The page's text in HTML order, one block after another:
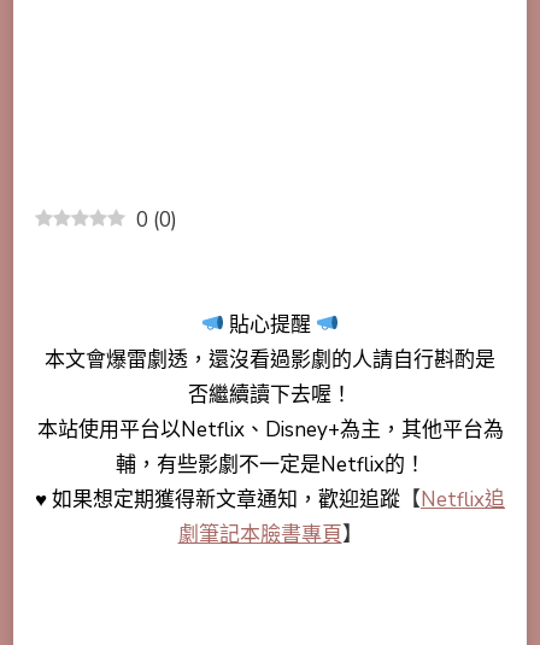
0 (0)
貼心提醒
本文會爆雷劇透 ，還沒看過影劇的人請自行斟酌是
否繼續讀下去喔！
本站使用平台以Netflix、Disney+為主，其他平台為
輔，有些影劇不一定是Netflix的！
♥ 如果想定期獲得新文章通知，歡迎追蹤 【Netflix追
劇筆記本臉書專頁】